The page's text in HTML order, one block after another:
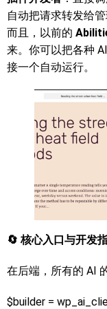
自动把请求转发给管
而且，以前的
来。你可以把各种
接一个自动运行。
🔄 核心入口与开发
在后端，所有的 AI
$builder =